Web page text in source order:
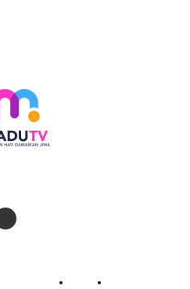
Pedoman Siber Kontak